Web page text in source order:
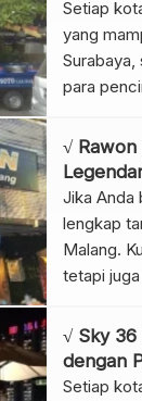
Setiap
yang
Surabaya,
para
menjadi
maupun
yang
√
Jika Anda
lengkap
Malang.
tetapi
ini selalu
kalangan.
√ Sky
dengan
Setiap